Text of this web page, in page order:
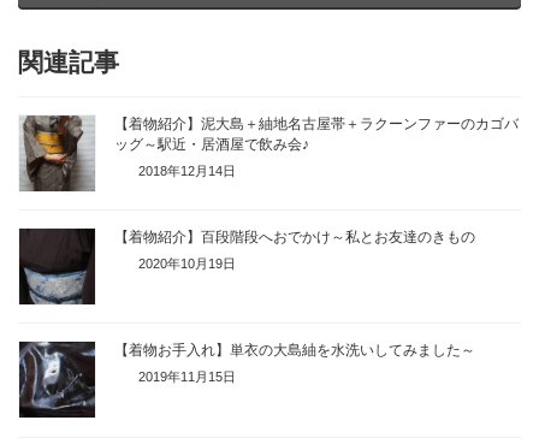
関連記事
【着物紹介】泥大島＋紬地名古屋帯＋ラクーンファーのカゴバ
ッグ～駅近・居酒屋で飲み会♪
2018年12月14日
【着物紹介】百段階段へおでかけ～私とお友達のきもの
2020年10月19日
【着物お手入れ】単衣の大島紬を水洗いしてみました～
2019年11月15日